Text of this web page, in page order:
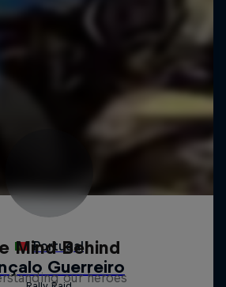
Mind Behind
our heroes